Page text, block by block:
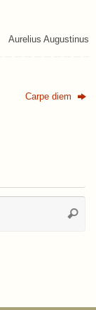
Aurelius Augustinus
Carpe diem